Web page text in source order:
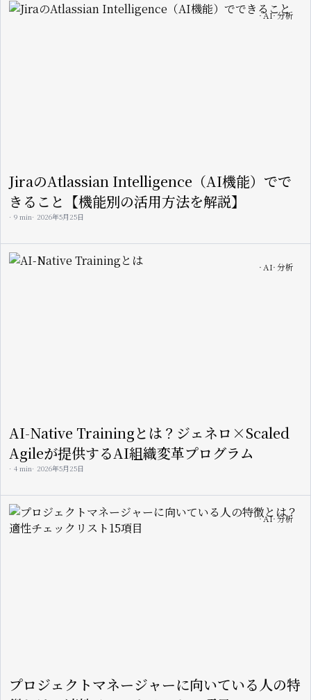
Image AI 分析
JiraのAtlassian Intelligence（AI機能）でで
きること【機能別の活用方法を解説】
9 min 2026年5月25日
Image AI 分析
AI-Native Trainingとは？ジェネロ×Scaled
Agileが提供するAI組織変革プログラム
4 min 2026年5月25日
Image AI 分析
プロジェクトマネージャーに向いている人の特